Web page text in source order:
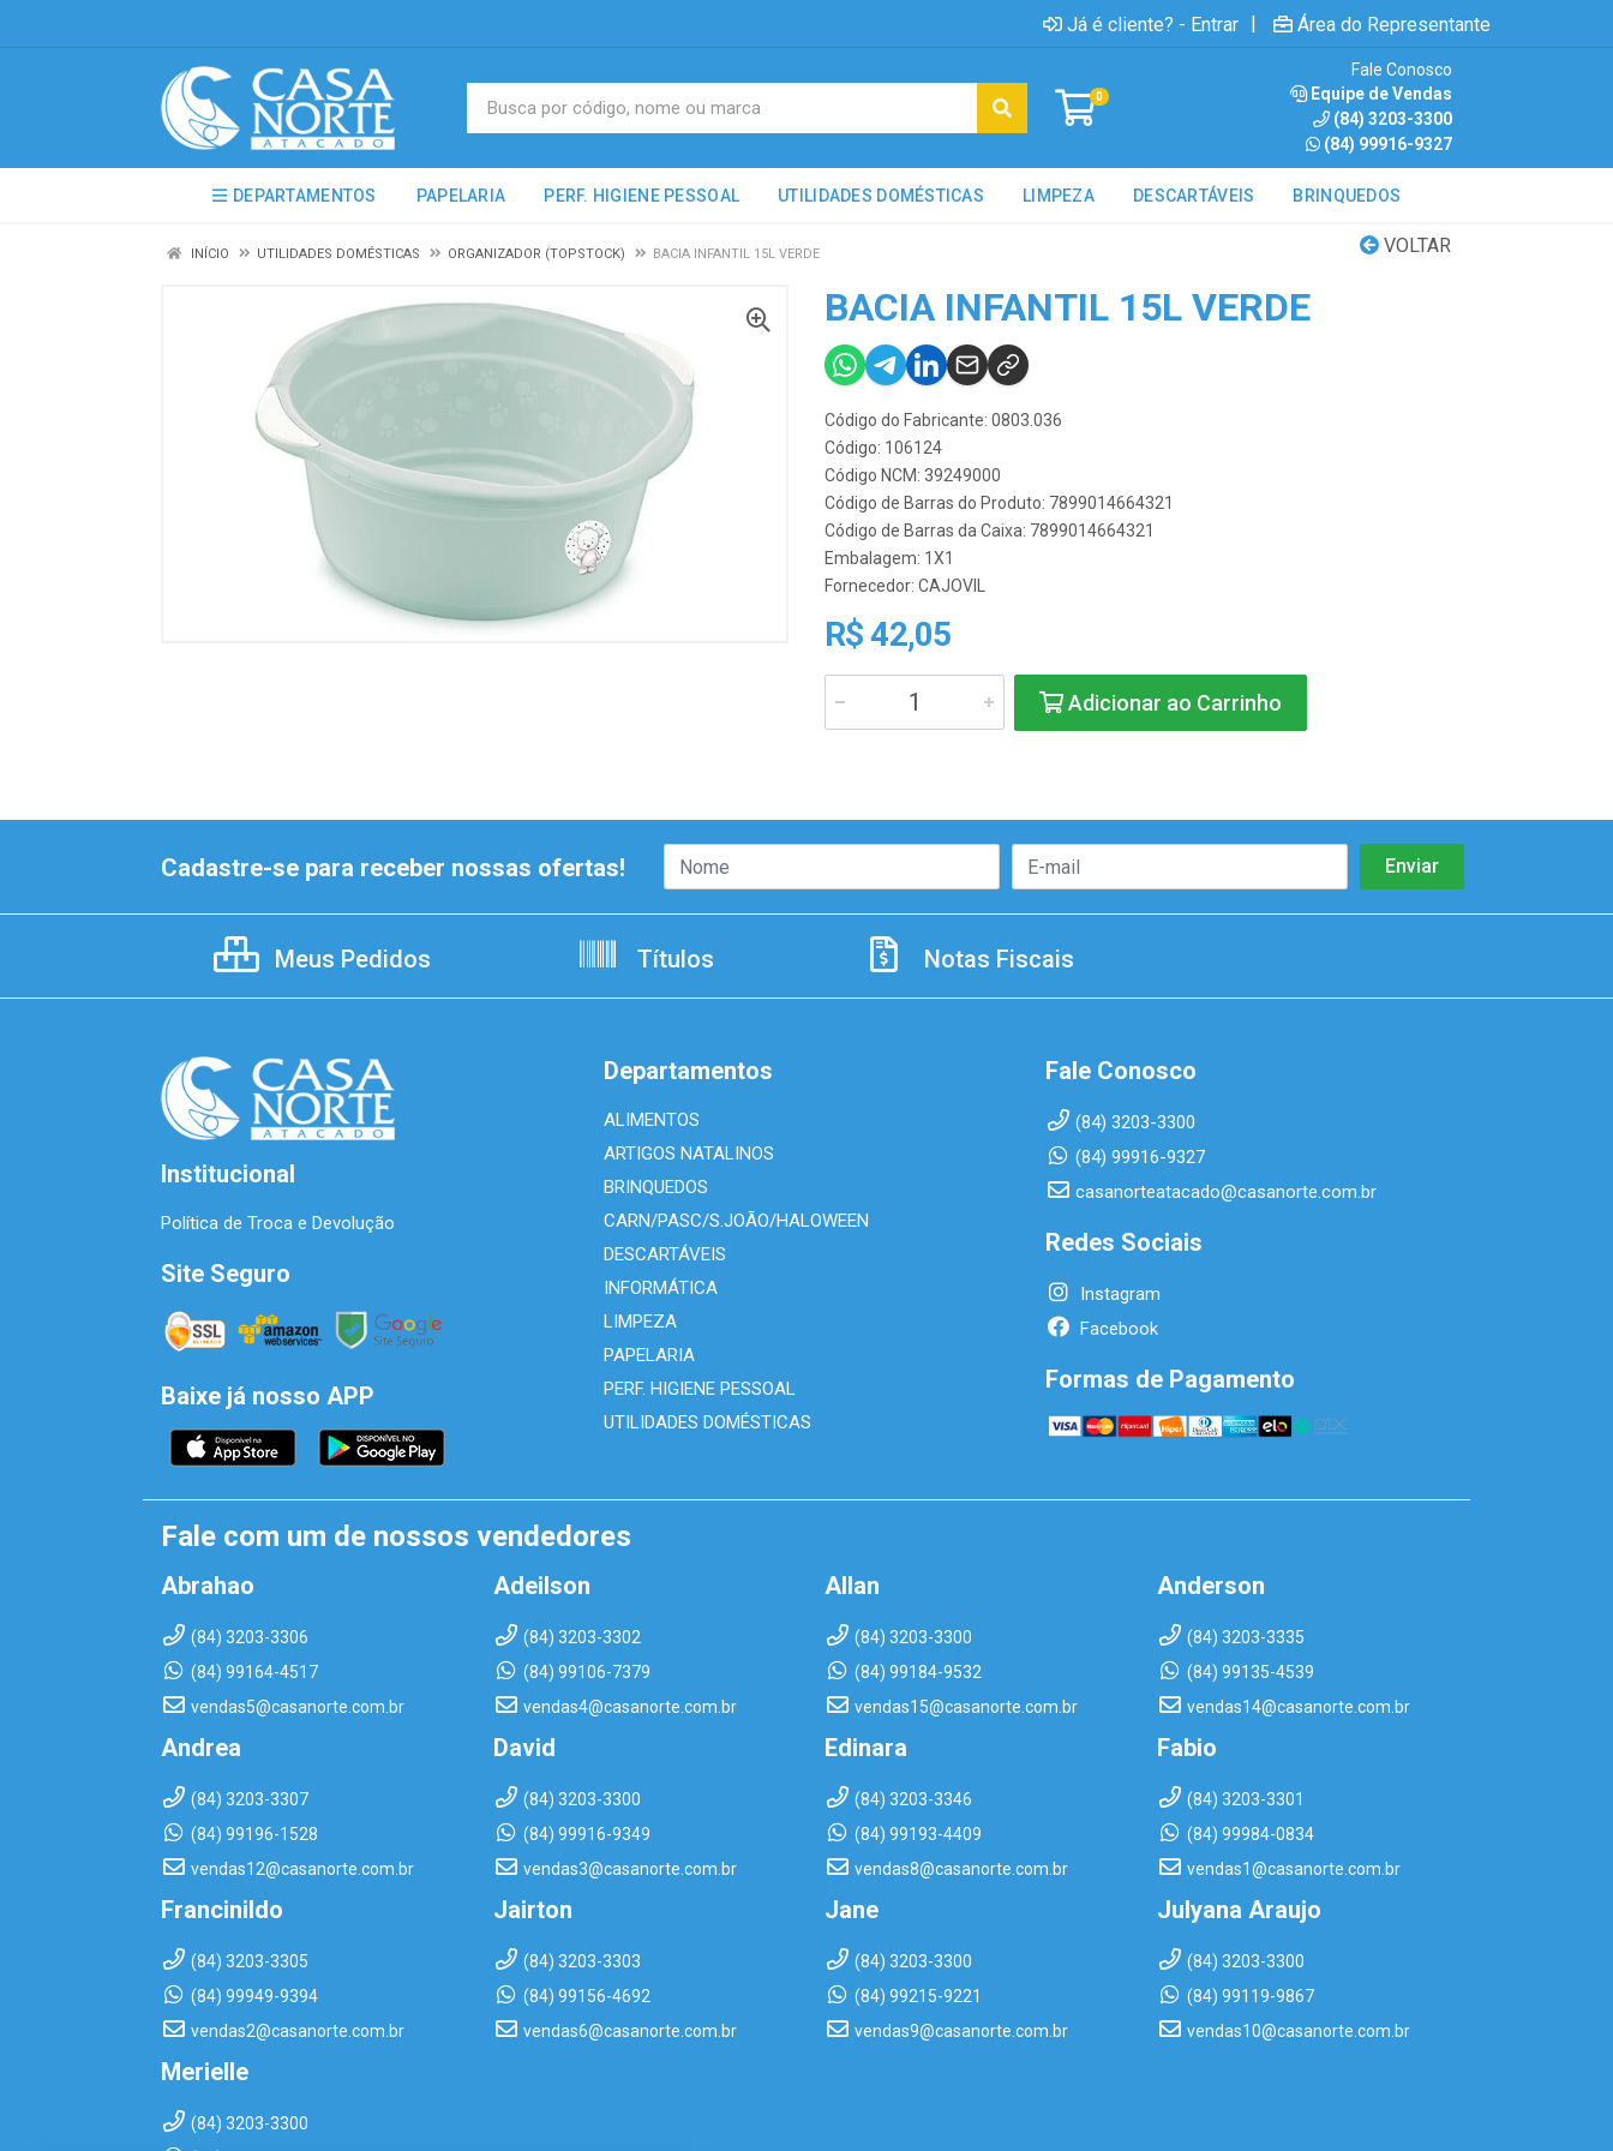
Já é cliente? - Entrar | Área do Representante
0
Fale Conosco
Equipe de Vendas
(84) 3203-3300
(84) 99916-9327
DEPARTAMENTOS PAPELARIA PERF. HIGIENE PESSOAL UTILIDADES DOMÉSTICAS LIMPEZA DESCARTÁVEIS BRINQUEDOS
VOLTAR
INÍCIO UTILIDADES DOMÉSTICAS ORGANIZADOR (TOPSTOCK) BACIA INFANTIL 15L VERDE
BACIA INFANTIL 15L VERDE
Código do Fabricante: 0803.036
Código: 106124
Código NCM: 39249000
Código de Barras do Produto: 7899014664321
Código de Barras da Caixa: 7899014664321
Embalagem: 1X1
Fornecedor: CAJOVIL
R$ 42,05
Adicionar ao Carrinho
Cadastre-se para receber nossas ofertas!
Meus Pedidos Títulos Notas Fiscais
Institucional
Política de Troca e Devolução
Site Seguro
Baixe já nosso APP
Departamentos
ALIMENTOS
ARTIGOS NATALINOS
BRINQUEDOS
CARN/PASC/S.JOÃO/HALOWEEN
DESCARTÁVEIS
INFORMÁTICA
LIMPEZA
PAPELARIA
PERF. HIGIENE PESSOAL
UTILIDADES DOMÉSTICAS
Fale Conosco
(84) 3203-3300
(84) 99916-9327
casanorteatacado@casanorte.com.br
Redes Sociais
Instagram
Facebook
Formas de Pagamento
Fale com um de nossos vendedores
Abrahao
(84) 3203-3306
(84) 99164-4517
vendas5@casanorte.com.br
Adeilson
(84) 3203-3302
(84) 99106-7379
vendas4@casanorte.com.br
Allan
(84) 3203-3300
(84) 99184-9532
vendas15@casanorte.com.br
Anderson
(84) 3203-3335
(84) 99135-4539
vendas14@casanorte.com.br
Andrea
(84) 3203-3307
(84) 99196-1528
vendas12@casanorte.com.br
David
(84) 3203-3300
(84) 99916-9349
vendas3@casanorte.com.br
Edinara
(84) 3203-3346
(84) 99193-4409
vendas8@casanorte.com.br
Fabio
(84) 3203-3301
(84) 99984-0834
vendas1@casanorte.com.br
Francinildo
(84) 3203-3305
(84) 99949-9394
vendas2@casanorte.com.br
Jairton
(84) 3203-3303
(84) 99156-4692
vendas6@casanorte.com.br
Jane
(84) 3203-3300
(84) 99215-9221
vendas9@casanorte.com.br
Julyana Araujo
(84) 3203-3300
(84) 99119-9867
vendas10@casanorte.com.br
Merielle
(84) 3203-3300